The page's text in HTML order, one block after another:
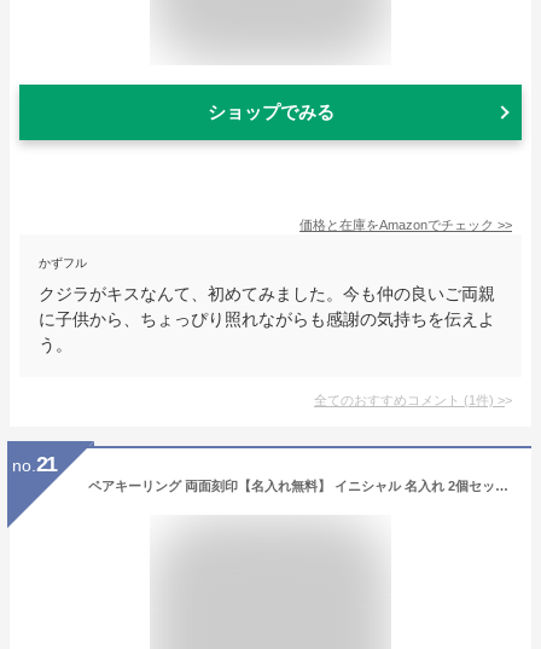
ショップでみる
価格と在庫をAmazonでチェック >>
かずフル
クジラがキスなんて、初めてみました。今も仲の良いご両親
に子供から、ちょっぴり照れながらも感謝の気持ちを伝えよ
う。
全てのおすすめコメント (1件) >
no. 21
ペアキーリング 両面刻印【名入れ無料】 イニシャル 名入れ 2個セット オリジナルキーリング 牛革 イニシャルペンダント 高級 本革 キーリング キーホルダー 刻印 レザー 鍵 ホルダー 革 メンズ aruon 名入れ工房